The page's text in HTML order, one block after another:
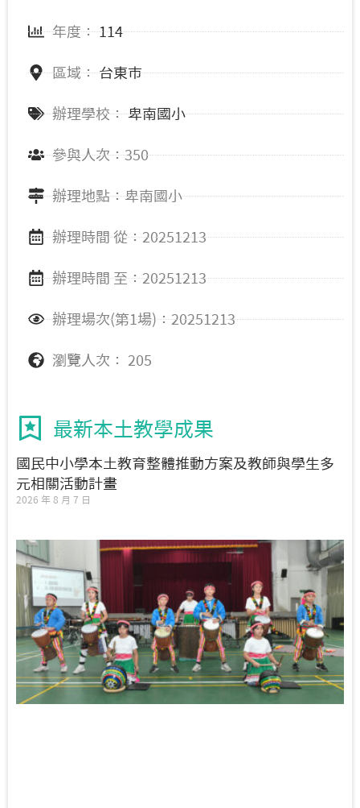
年度： 114
區域： 台東市
辦理學校： 卑南國小
參與人次：350
辦理地點：卑南國小
辦理時間 從：20251213
辦理時間 至：20251213
辦理場次(第1場)：20251213
瀏覽人次： 205
最新本土教學成果
國民中小學本土教育整體推動方案及教師與學生多
元相關活動計畫
2026 年 8 月 7 日